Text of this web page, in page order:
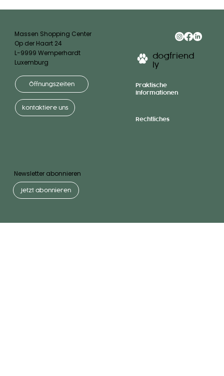
Newsletter abonnieren
Jetzt abonnieren
dogfriend
ly
Praktische
Informationen
Rechtliches
Massen Shopping Center
Op der Haart 24
L-9999 Wemperhardt
Luxemburg
Öffnungszeiten
kontaktiere uns